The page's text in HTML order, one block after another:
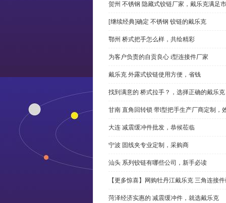
贺州 不锈钢 隐藏式铰链厂家，戴乐克满足
[继续经典]确定 不锈钢 铰链的戴乐克
鄂州 桥式把手怎么样，共绘精彩
为客户负责的自贡良心 i型连接件厂家
戴乐克 外露式铰链使用方便，省钱
找到满意的 桥式拉手？，选择正确的戴乐克
甘南 直角回转锁 带l型把手生产厂商定制，
大连 减震缓冲件批发，恭候莅临
宁波 固线夹专业定制，采购商
汕头 系列铰链有哪些公司，新手必读
【更多惊喜】网购牡丹江戴乐克 三角连接
菏泽经济实惠的 减震缓冲件，就选戴乐克